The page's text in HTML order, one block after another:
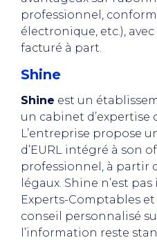
professionnel,
électronique, etc.),
facturé à part.
Shine
Shine est un
un cabinet d’expertise
L’entreprise propose
d’EURL intégré à son
professionnel, à partir
légaux. Shine n’est
Experts-Comptables
conseil personnalisé
l’information reste